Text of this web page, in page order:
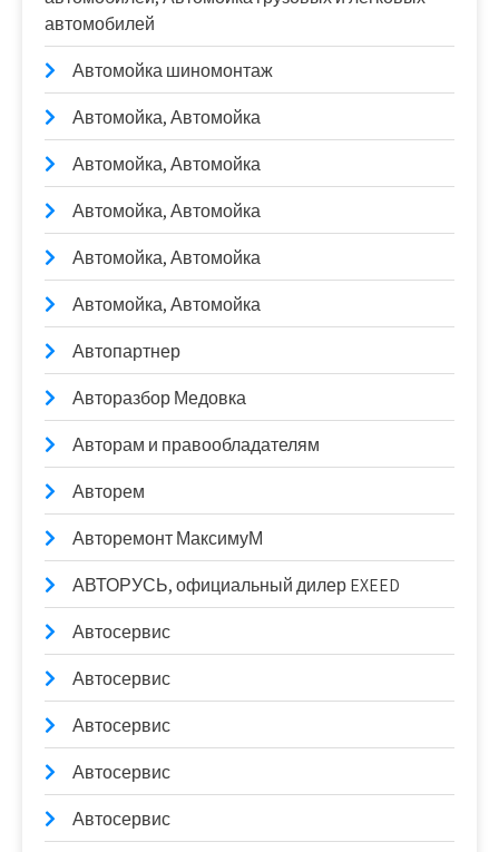
автомобилей
Автомойка шиномонтаж
Автомойка, Автомойка
Автомойка, Автомойка
Автомойка, Автомойка
Автомойка, Автомойка
Автомойка, Автомойка
Автопартнер
Авторазбор Медовка
Авторам и правообладателям
Авторем
Авторемонт МаксимуМ
АВТОРУСЬ, официальный дилер EXEED
Автосервис
Автосервис
Автосервис
Автосервис
Автосервис